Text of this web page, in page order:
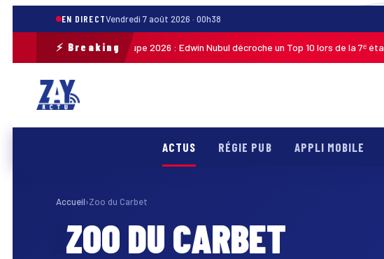
EN DIRECTVendredi 7 août 2026 · 00h38
⚡ Breaking
Tour cycliste de Guadeloupe 2026 : Edwin Nubul décroche un Top 10 lors de la 7ᵉ étape
ACTUS RÉGIE PUB APPLI MOBILE
Accueil›Zoo du Carbet
ZOO DU CARBET